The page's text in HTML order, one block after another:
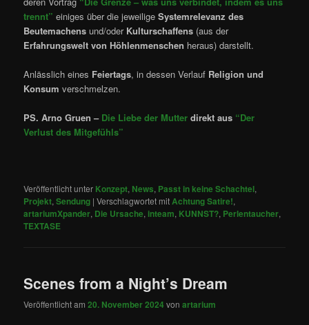
trennt” einiges über die jeweiligeSystemrelevanz des
Beutemachens und/oder Kulturschaffens (aus der
Erfahrungswelt von Höhlenmenschen heraus) darstellt.
Anlässlich eines Feiertags, in dessen Verlauf Religion und
Konsum verschmelzen.
PS. Arno Gruen – Die Liebe der Mutter direkt aus “Der
Verlust des Mitgefühls”
Veröffentlicht unter Konzept, News, Passt in keine Schachtel,
Projekt,Sendung |Verschlagwortet mitAchtung Satire!,
artariumXpander, Die Ursache, inteam, KUNNST?, Perlentaucher,
TEXTASE
Scenes from a Night’s Dream
Veröffentlicht am20. November 2024vonartarium